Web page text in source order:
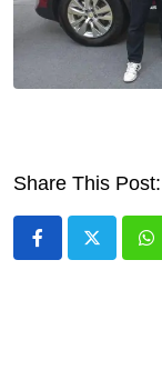
Share This Post: